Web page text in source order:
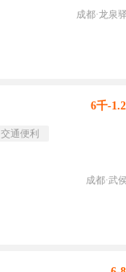
成都·龙泉
6千-
交通便利
成都·武